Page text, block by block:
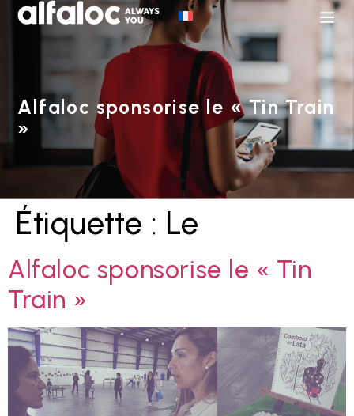
Alfaloc sponsorise le « Tin Train
»
Étiquette : Le
Alfaloc sponsorise le « Tin
Train »